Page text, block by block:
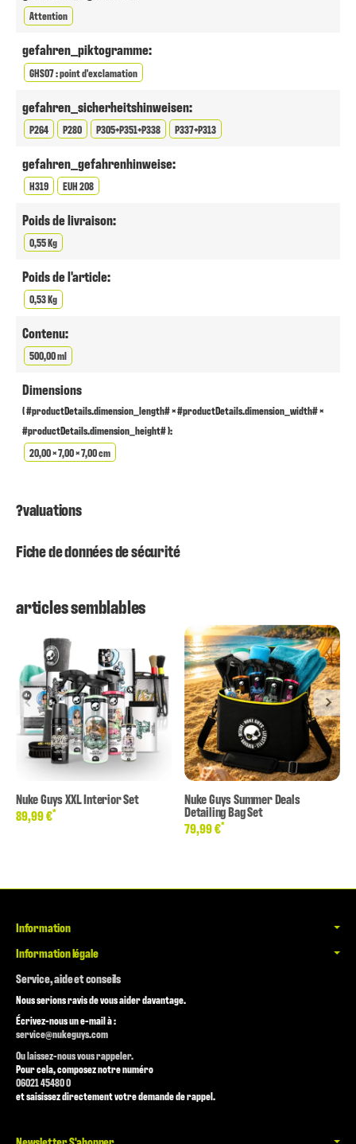
Attention
gefahren_piktogramme:
GHS07 : point d'exclamation
gefahren_sicherheitshinweisen:
P264 P280 P305+P351+P338 P337+P313
gefahren_gefahrenhinweise:
H319 EUH 208
Poids de livraison:
0,55 Kg
Poids de l'article:
0,53 Kg
Contenu:
500,00 ml
Dimensions
( #productDetails.dimension_length# × #productDetails.dimension_width# ×
#productDetails.dimension_height# ):
20,00 × 7,00 × 7,00 cm
?valuations
Fiche de données de sécurité
articles semblables
Nuke Guys XXL Interior Set
89,99 €*
Nuke Guys Summer Deals
Detailing Bag Set
79,99 €*
Information
Information légale
Service, aide et conseils
Nous serions ravis de vous aider davantage.
Écrivez-nous un e-mail à :
service@nukeguys.com
Ou laissez-nous vous rappeler.
Pour cela, composez notre numéro
06021 45480 0
et saisissez directement votre demande de rappel.